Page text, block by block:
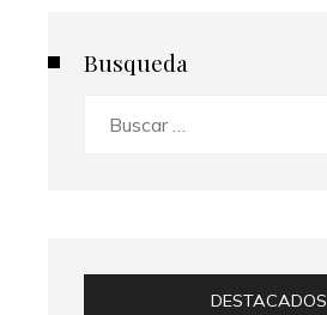
Busqueda
DESTACADOS